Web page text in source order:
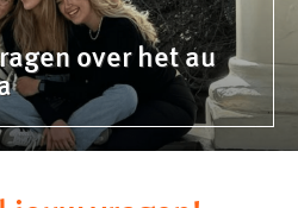
over het au